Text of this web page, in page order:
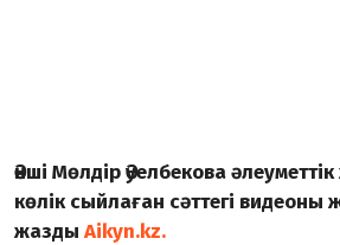
Әнші Мөлдір Әуелбекова
көлік сыйлаған сәттегі
жазды Aikyn.kz.